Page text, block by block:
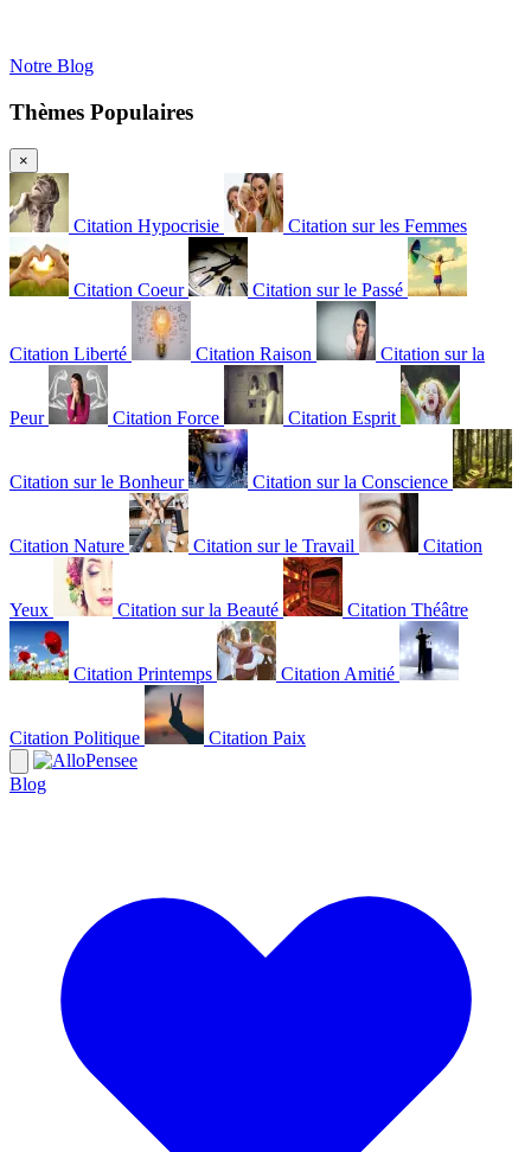
Notre Blog
Thèmes Populaires
×
Citation Hypocrisie Citation sur les Femmes
Citation Coeur Citation sur le Passé
Citation Liberté Citation Raison Citation sur la
Peur Citation Force Citation Esprit
Citation sur le Bonheur Citation sur la Conscience
Citation Nature Citation sur le Travail Citation
Yeux Citation sur la Beauté Citation Théâtre
Citation Printemps Citation Amitié
Citation Politique Citation Paix
Blog